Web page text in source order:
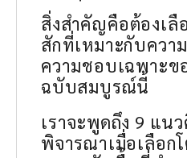
สิ่งสำคัญคือต้องเลื
สักที่เหมาะกับควา
ความชอบเฉพาะ
ฉบับสมบูรณ์นี้
เราจะพูดถึง 9 แน
พิจารณาเมื่อเลือก